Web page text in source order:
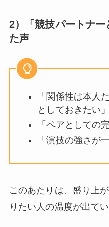
2）「競技パートナ
た声
「関係性は本人
としておきたい」
「ペアとしての
「演技の強さが
このあたりは、盛り上
りたい人の温度が出てい